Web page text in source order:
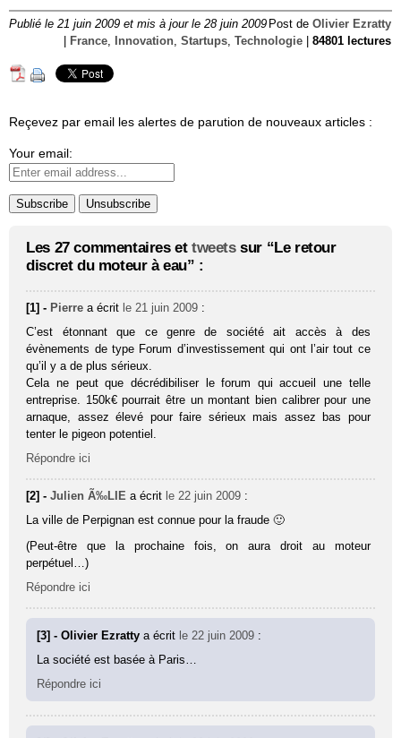
Publié le 21 juin 2009 et mis à jour le 28 juin 2009 Post de Olivier Ezratty
France, Innovation, Startups, Technologie 84801 lectures
Reçevez par email les alertes de parution de nouveaux articles :
Your email:
Les 27 commentaires et tweetssur “Le retour
discret du moteur à eau” :
[1] - Pierre a écrit le 21 juin 2009 :
C’est étonnant que ce genre de société ait accès à des
évènements de type Forum d’investissement qui ont l’air tout ce
qu’il y a de plus sérieux.
Cela ne peut que décrédibiliser le forum qui accueil une telle
entreprise. 150k€ pourrait être un montant bien calibrer pour une
arnaque, assez élevé pour faire sérieux mais assez bas pour
tenter le pigeon potentiel.
Répondre ici
[2] -Julien Ã‰LIE a écrit le 22 juin 2009 :
La ville de Perpignan est connue pour la fraude 🙂
(Peut-être que la prochaine fois, on aura droit au moteur
perpétuel…)
Répondre ici
[3] - Olivier Ezrattya écrit le 22 juin 2009 :
La société est basée à Paris…
Répondre ici